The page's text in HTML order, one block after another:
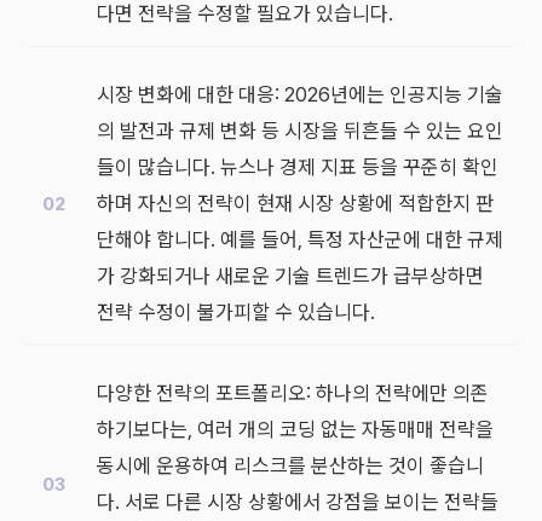
다면 전략을 수정할 필요가 있습니다.
시장 변화에 대한 대응: 2026년에는 인공지능 기술
의 발전과 규제 변화 등 시장을 뒤흔들 수 있는 요인
들이 많습니다. 뉴스나 경제 지표 등을 꾸준히 확인
하며 자신의 전략이 현재 시장 상황에 적합한지 판
단해야 합니다. 예를 들어, 특정 자산군에 대한 규제
가 강화되거나 새로운 기술 트렌드가 급부상하면
전략 수정이 불가피할 수 있습니다.
다양한 전략의 포트폴리오: 하나의 전략에만 의존
하기보다는, 여러 개의 코딩 없는 자동매매 전략을
동시에 운용하여 리스크를 분산하는 것이 좋습니
다. 서로 다른 시장 상황에서 강점을 보이는 전략들